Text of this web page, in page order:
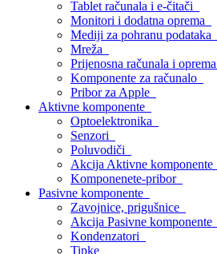
Tablet računala i e-čitači
Monitori i dodatna oprema
Mediji za pohranu podataka
Mreža
Prijenosna računala i oprema
Komponente za računalo
Pribor za Apple
Aktivne komponente
Optoelektronika
Senzori
Poluvodiči
Akcija Aktivne komponente
Komponenete-pribor
Pasivne komponente
Zavojnice, prigušnice
Akcija Pasivne komponente
Kondenzatori
Tipke